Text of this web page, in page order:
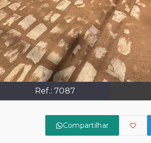
Ref.: 7087
Compartilhar